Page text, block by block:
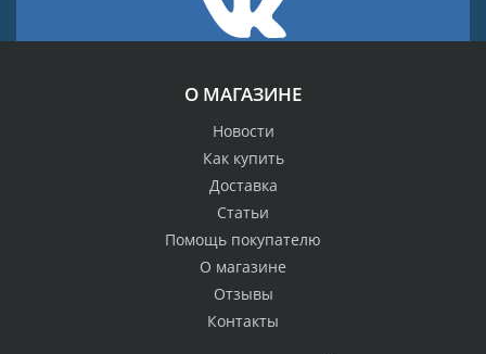
О МАГАЗИНЕ
Новости
Как купить
Доставка
Статьи
Помощь покупателю
О магазине
Отзывы
Контакты